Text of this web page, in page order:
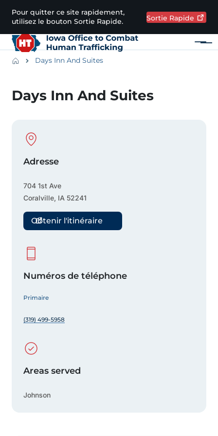
Passer au contenu principal
Pour quitter ce site rapidement,
utilisez le bouton Sortie Rapide.
Sortie Rapide
Menu
BreadcrumbsDays Inn And Suites
Days Inn And Suites
Physical Location
Adresse
704 1st Ave
Coralville, IA 52241
Obtenir l'itinéraire
Numéros de téléphone
Primaire
(319) 499-5958
Areas served
Johnson